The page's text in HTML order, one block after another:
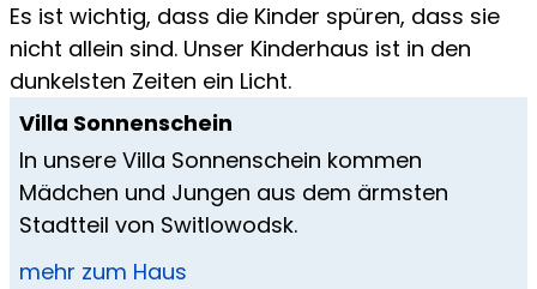
Es ist wichtig, dass die Kinder spüren, dass sie
nicht allein sind. Unser Kinderhaus ist in den
dunkelsten Zeiten ein Licht.
Villa Sonnenschein
In unsere Villa Sonnenschein kommen
Mädchen und Jungen aus dem ärmsten
Stadtteil von Switlowodsk.
mehr zum Haus